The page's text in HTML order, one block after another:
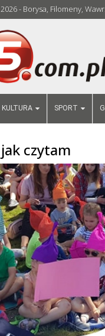
- Borysa, Filomeny,
KULTURA SPORT
czytam